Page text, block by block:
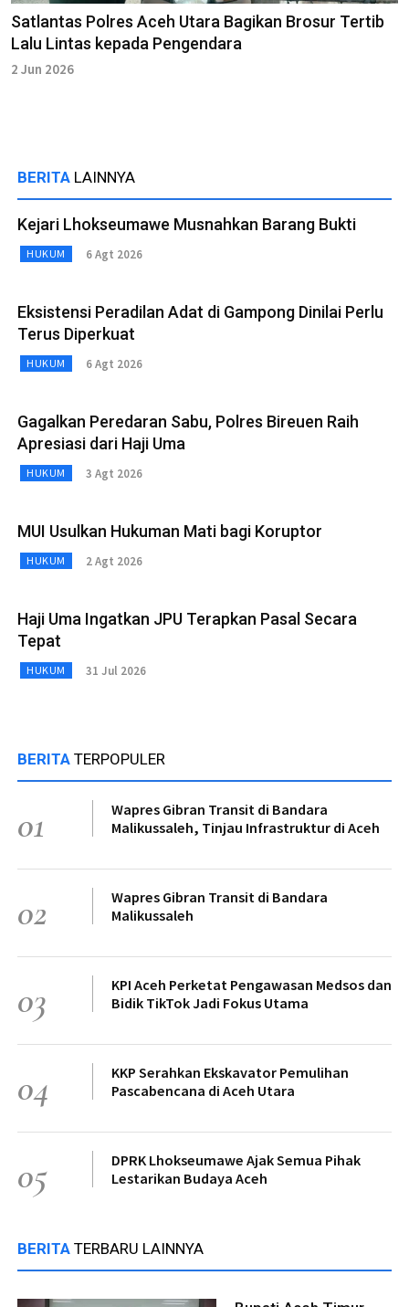
Satlantas Polres Aceh Utara Bagikan Brosur Tertib
Lalu Lintas kepada Pengendara
2 Jun 2026
BERITA LAINNYA
Kejari Lhokseumawe Musnahkan Barang Bukti
HUKUM 6 Agt 2026
Eksistensi Peradilan Adat di Gampong Dinilai Perlu
Terus Diperkuat
HUKUM 6 Agt 2026
Gagalkan Peredaran Sabu, Polres Bireuen Raih
Apresiasi dari Haji Uma
HUKUM 3 Agt 2026
MUI Usulkan Hukuman Mati bagi Koruptor
HUKUM 2 Agt 2026
Haji Uma Ingatkan JPU Terapkan Pasal Secara
Tepat
HUKUM 31 Jul 2026
BERITA TERPOPULER
01
Wapres Gibran Transit di Bandara
Malikussaleh, Tinjau Infrastruktur di Aceh
02
Wapres Gibran Transit di Bandara
Malikussaleh
03
KPI Aceh Perketat Pengawasan Medsos dan
Bidik TikTok Jadi Fokus Utama
04
KKP Serahkan Ekskavator Pemulihan
Pascabencana di Aceh Utara
05
DPRK Lhokseumawe Ajak Semua Pihak
Lestarikan Budaya Aceh
BERITA TERBARU LAINNYA